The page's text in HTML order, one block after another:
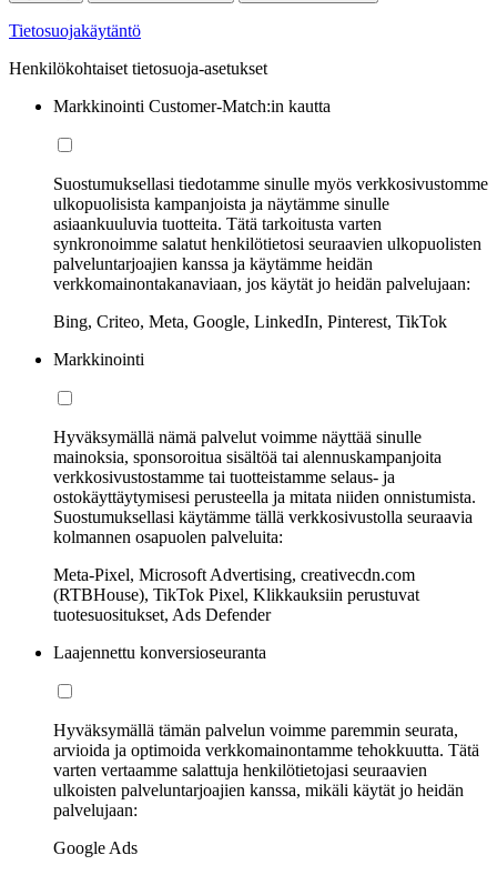
Tietosuojakäytäntö
Henkilökohtaiset tietosuoja-asetukset
Markkinointi Customer-Match:in kautta
Suostumuksellasi tiedotamme sinulle myös verkkosivustomme
ulkopuolisista kampanjoista ja näytämme sinulle
asiaankuuluvia tuotteita. Tätä tarkoitusta varten
synkronoimme salatut henkilötietosi seuraavien ulkopuolisten
palveluntarjoajien kanssa ja käytämme heidän
verkkomainontakanaviaan, jos käytät jo heidän palvelujaan:
Bing, Criteo, Meta, Google, LinkedIn, Pinterest, TikTok
Markkinointi
Hyväksymällä nämä palvelut voimme näyttää sinulle
mainoksia, sponsoroitua sisältöä tai alennuskampanjoita
verkkosivustostamme tai tuotteistamme selaus- ja
ostokäyttäytymisesi perusteella ja mitata niiden onnistumista.
Suostumuksellasi käytämme tällä verkkosivustolla seuraavia
kolmannen osapuolen palveluita:
Meta-Pixel, Microsoft Advertising, creativecdn.com
(RTBHouse), TikTok Pixel, Klikkauksiin perustuvat
tuotesuositukset, Ads Defender
Laajennettu konversioseuranta
Hyväksymällä tämän palvelun voimme paremmin seurata,
arvioida ja optimoida verkkomainontamme tehokkuutta. Tätä
varten vertaamme salattuja henkilötietojasi seuraavien
ulkoisten palveluntarjoajien kanssa, mikäli käytät jo heidän
palvelujaan:
Google Ads